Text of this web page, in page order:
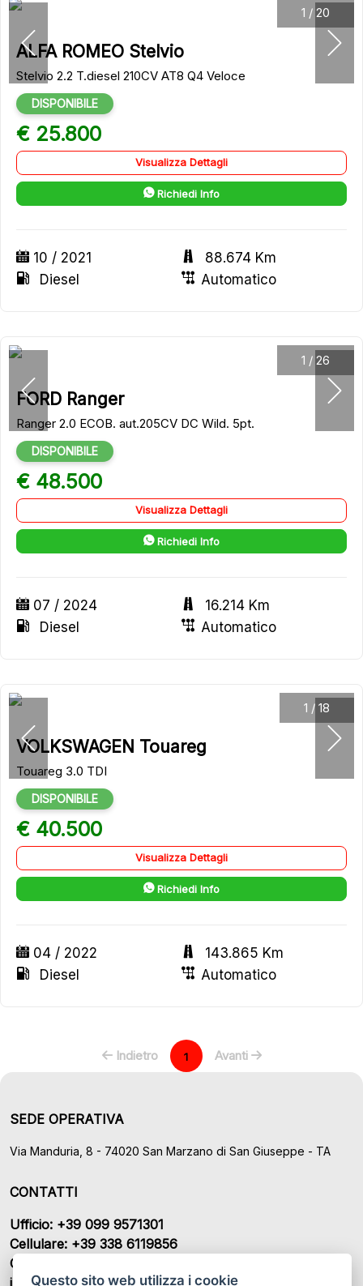
Questo sito web utilizza i cookie
1 / 20
ALFA ROMEO Stelvio
Stelvio 2.2 T.diesel 210CV AT8 Q4 Veloce
DISPONIBILE
€ 25.800
Visualizza Dettagli
Richiedi Info
10 / 2021
88.674 Km
Diesel
Automatico
1 / 26
FORD Ranger
Ranger 2.0 ECOB. aut.205CV DC Wild. 5pt.
DISPONIBILE
€ 48.500
Visualizza Dettagli
Richiedi Info
07 / 2024
16.214 Km
Diesel
Automatico
1 / 18
VOLKSWAGEN Touareg
Touareg 3.0 TDI
DISPONIBILE
€ 40.500
Visualizza Dettagli
Richiedi Info
04 / 2022
143.865 Km
Diesel
Automatico
Indietro 1 Avanti
SEDE OPERATIVA
Via Manduria, 8 - 74020 San Marzano di San Giuseppe - TA
CONTATTI
Ufficio: +39 099 9571301
Cellulare: +39 338 6119856
Cellulare: +39 339 7964482
info@bianchiniauto.com